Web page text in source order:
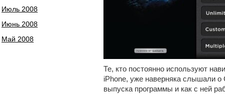
Июль 2008
Июнь 2008
Май 2008
Те, кто постоянно используют
iPhone, уже наверняка слышали о
выпуска программы и как с ней